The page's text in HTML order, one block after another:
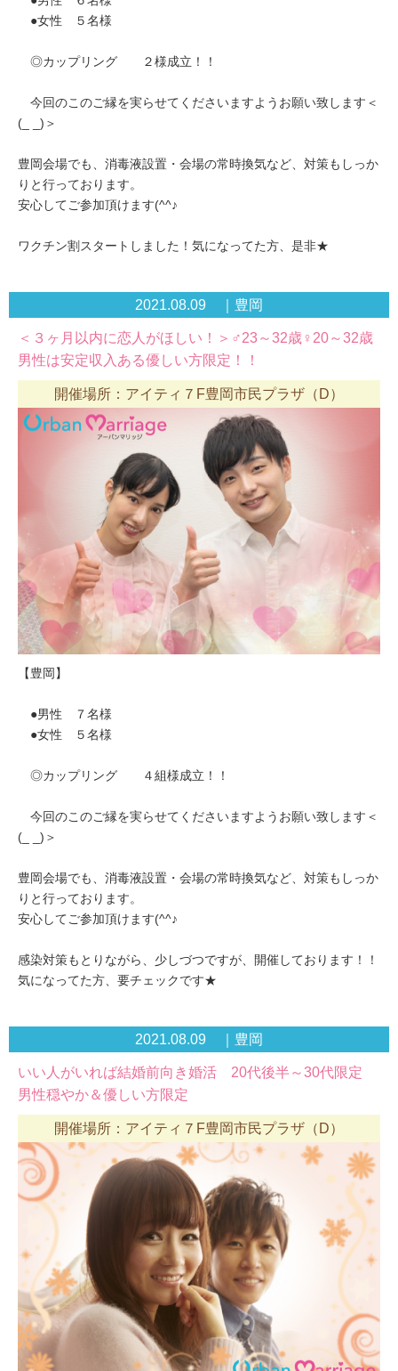
●女性 ５名様
◎カップリング ２様成立！！
今回のこのご縁を実らせてくださいますようお願い致します＜
(_ _)＞
豊岡会場でも、消毒液設置・会場の常時換気など、対策もしっか
りと行っております。
安心してご参加頂けます(^^♪
ワクチン割スタートしました！気になってた方、是非★
2021.08.09 ｜豊岡
＜３ヶ月以内に恋人がほしい！＞♂23～32歳♀20～32歳
男性は安定収入ある優しい方限定！！
開催場所：アイティ７F豊岡市民プラザ（D）
【豊岡】
●男性 ７名様
●女性 ５名様
◎カップリング ４組様成立！！
今回のこのご縁を実らせてくださいますようお願い致します＜
(_ _)＞
豊岡会場でも、消毒液設置・会場の常時換気など、対策もしっか
りと行っております。
安心してご参加頂けます(^^♪
感染対策もとりながら、少しづつですが、開催しております！！
気になってた方、要チェックです★
2021.08.09 ｜豊岡
いい人がいれば結婚前向き婚活 20代後半～30代限定
男性穏やか＆優しい方限定
開催場所：アイティ７F豊岡市民プラザ（D）